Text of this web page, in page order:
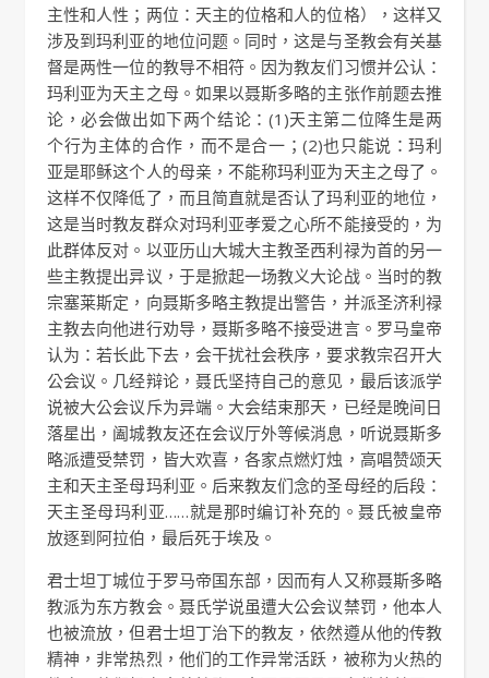
主性和人性；两位：天主的位格和人的位格），这样又
涉及到玛利亚的地位问题。同时，这是与圣教会有关基
督是两性一位的教导不相符。因为教友们习惯并公认：
玛利亚为天主之母。如果以聂斯多略的主张作前题去推
论，必会做出如下两个结论：(1)天主第二位降生是两
个行为主体的合作，而不是合一；(2)也只能说：玛利
亚是耶稣这个人的母亲，不能称玛利亚为天主之母了。
这样不仅降低了，而且简直就是否认了玛利亚的地位，
这是当时教友群众对玛利亚孝爱之心所不能接受的，为
此群体反对。以亚历山大城大主教圣西利禄为首的另一
些主教提出异议，于是掀起一场教义大论战。当时的教
宗塞莱斯定，向聂斯多略主教提出警告，并派圣济利禄
主教去向他进行劝导，聂斯多略不接受进言。罗马皇帝
认为：若长此下去，会干扰社会秩序，要求教宗召开大
公会议。几经辩论，聂氏坚持自己的意见，最后该派学
说被大公会议斥为异端。大会结束那天，已经是晚间日
落星出，阖城教友还在会议厅外等候消息，听说聂斯多
略派遭受禁罚，皆大欢喜，各家点燃灯烛，高唱赞颂天
主和天主圣母玛利亚。后来教友们念的圣母经的后段：
天主圣母玛利亚……就是那时编订补充的。聂氏被皇帝
放逐到阿拉伯，最后死于埃及。
君士坦丁城位于罗马帝国东部，因而有人又称聂斯多略
教派为东方教会。聂氏学说虽遭大公会议禁罚，他本人
也被流放，但君士坦丁治下的教友，依然遵从他的传教
精神，非常热烈，他们的工作异常活跃，被称为火热的